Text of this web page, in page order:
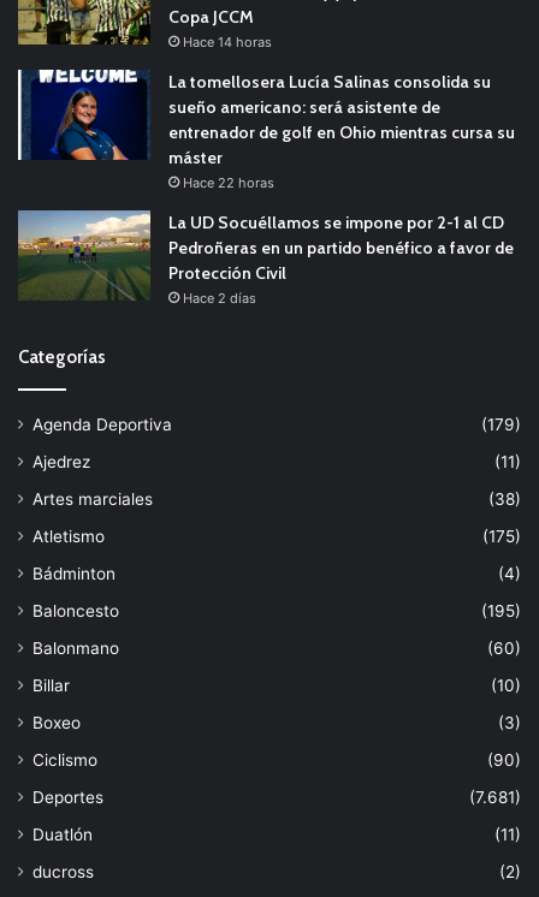
Copa JCCM
Hace 14 horas
La tomellosera Lucía Salinas consolida su
sueño americano: será asistente de
entrenador de golf en Ohio mientras cursa su
máster
Hace 22 horas
La UD Socuéllamos se impone por 2-1 al CD
Pedroñeras en un partido benéfico a favor de
Protección Civil
Hace 2 días
Categorías
Agenda Deportiva
(179)
Ajedrez
(11)
Artes marciales
(38)
Atletismo
(175)
Bádminton
(4)
Baloncesto
(195)
Balonmano
(60)
Billar
(10)
Boxeo
(3)
Ciclismo
(90)
Deportes
(7.681)
Duatlón
(11)
ducross
(2)